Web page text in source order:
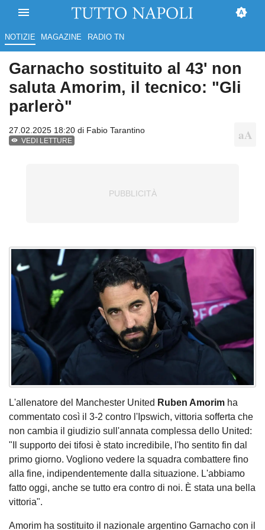
NOTIZIE MAGAZINE RADIO TN
Garnacho sostituito al 43' non
saluta Amorim, il tecnico: "Gli
parlerò"
27.02.2025 18:20 di Fabio Tarantino
VEDI LETTURE
L'allenatore del Manchester United Ruben Amorim ha
commentato così il 3-2 contro l'Ipswich, vittoria sofferta che
non cambia il giudizio sull'annata complessa dello United:
"Il supporto dei tifosi è stato incredibile, l'ho sentito fin dal
primo giorno. Vogliono vedere la squadra combattere fino
alla fine, indipendentemente dalla situazione. L'abbiamo
fatto oggi, anche se tutto era contro di noi. È stata una bella
vittoria".
Amorim ha sostituito il nazionale argentino Garnacho con il